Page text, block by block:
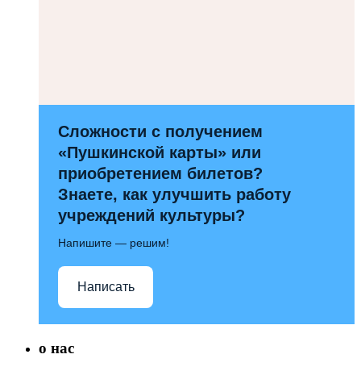
Сложности с получением
«Пушкинской карты» или
приобретением билетов?
Знаете, как улучшить работу
учреждений культуры?
Напишите — решим!
Написать
о нас